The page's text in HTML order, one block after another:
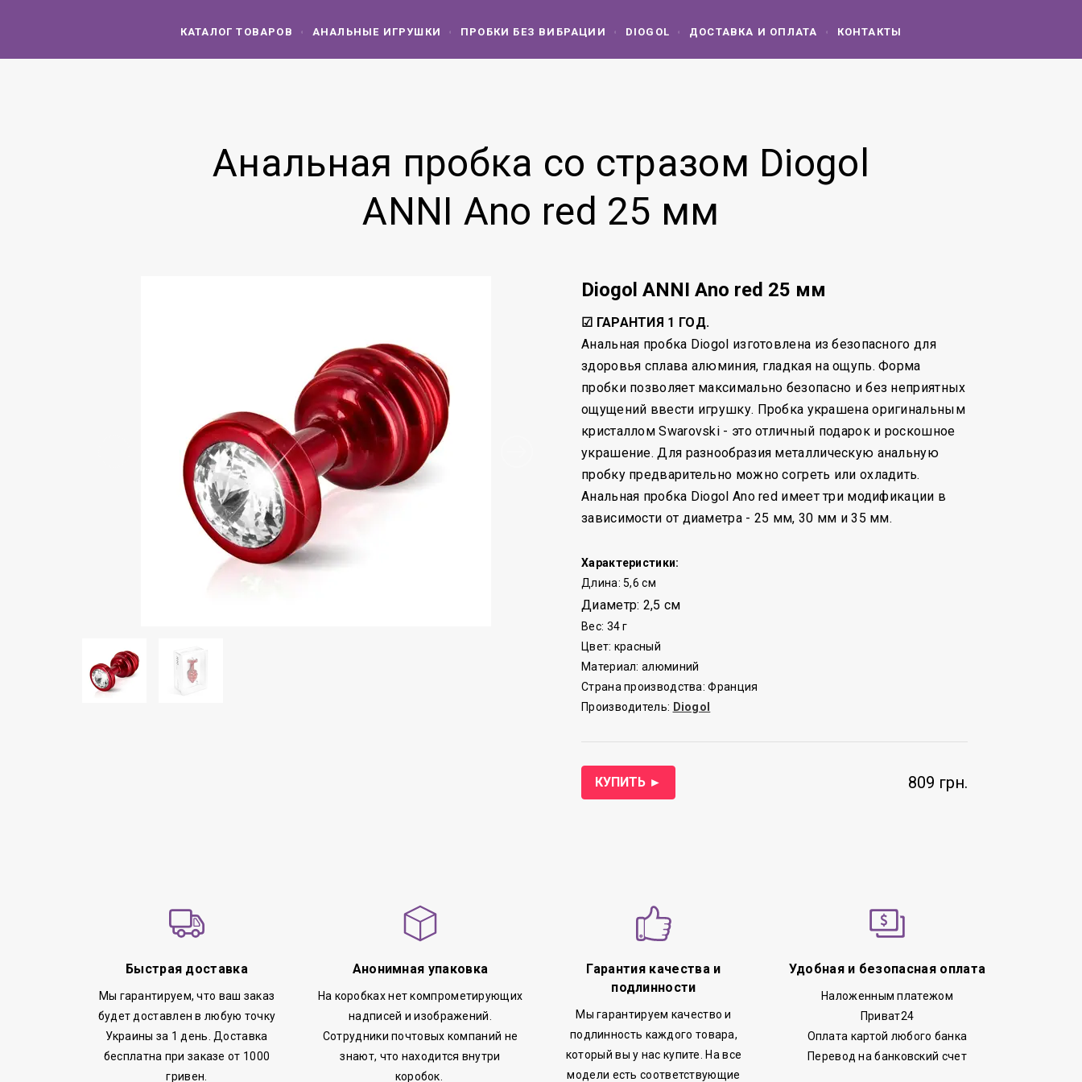
КАТАЛОГ ТОВАРОВ АНАЛЬНЫЕ ИГРУШКИ ПРОБКИ БЕЗ ВИБРАЦИИ DIOGOL ДОСТАВКА И ОПЛАТА КОНТАКТЫ
Анальная пробка со стразом Diogol
ANNI Ano red 25 мм
Diogol ANNI Ano red 25 мм
☑ ГАРАНТИЯ 1 ГОД.
Анальная пробка Diogol изготовлена из безопасного для
здоровья сплава алюминия, гладкая на ощупь. Форма
пробки позволяет максимально безопасно и без неприятных
ощущений ввести игрушку. Пробка украшена оригинальным
кристаллом Swarovski - это отличный подарок и роскошное
украшение. Для разнообразия металлическую анальную
пробку предварительно можно согреть или охладить.
Анальная пробка Diogol Ano red имеет три модификации в
зависимости от диаметра - 25 мм, 30 мм и 35 мм.
Характеристики:
Длина: 5,6 см
Диаметр: 2,5 см
Вес: 34 г
Цвет: красный
Материал: алюминий
Страна производства: Франция
Производитель: Diogol
КУПИТЬ ► 809 грн.
Быстрая доставка
Мы гарантируем, что ваш заказ
будет доставлен в любую точку
Украины за 1 день. Доставка
бесплатна при заказе от 1000
гривен.
Анонимная упаковка
На коробках нет компрометирующих
надписей и изображений.
Сотрудники почтовых компаний не
знают, что находится внутри
коробок.
Гарантия качества и
подлинности
Мы гарантируем качество и
подлинность каждого товара,
который вы у нас купите. На все
модели есть соответствующие
Удобная и безопасная оплата
Наложенным платежом
Приват24
Оплата картой любого банка
Перевод на банковский счет